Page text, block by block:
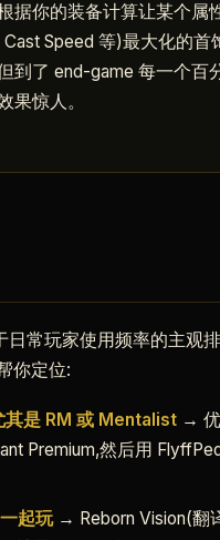
据你的装备计算让某个属
Speed 等)最大化的首
到了 end-game 每一个百
果惊人。
日常玩家使用频率的主观
你定位:
其是 RM 或 Mentalist →
Premium,然后用
起玩→ Reborn Vision(翻